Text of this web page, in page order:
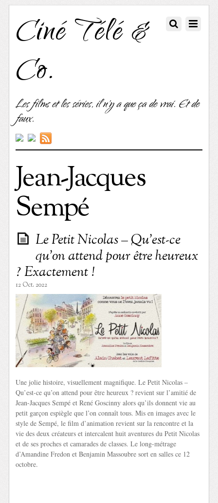
Ciné Télé &
Co.
Les films et les séries, il n'y a que ça de vrai. Et de
faux.
Jean-Jacques
Sempé
Le Petit Nicolas – Qu’est-ce
qu’on attend pour être heureux
? Exactement !
12 Oct. 2022
Une jolie histoire, visuellement magnifique. Le Petit Nicolas –
Qu’est-ce qu’on attend pour être heureux ? revient sur l’amitié de
Jean-Jacques Sempé et René Goscinny alors qu’ils donnent vie au
petit garçon espiègle que l’on connaît tous. Mis en images avec le
style de Sempé, le film d’animation revient sur la rencontre et la
vie des deux créateurs et intercalent huit aventures du Petit Nicolas
et de ses proches et camarades de classes. Le long-métrage
d’Amandine Fredon et Benjamin Massoubre sort en salles ce 12
octobre.